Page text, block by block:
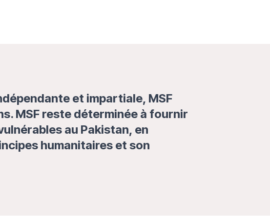
et impartiale, MSF
MSF reste déterminée à fournir
au Pakistan, en
humanitaires et son